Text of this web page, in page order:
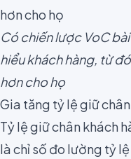
Có chiến lược VoC
hiểu khách hàng, từ
hơn cho họ
Gia tăng tỷ lệ giữ
Tỷ lệ giữ chân khách
là chỉ số đo lường tỷ